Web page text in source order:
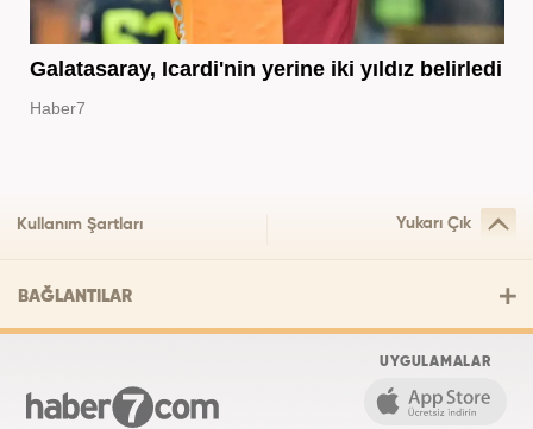
Galatasaray, Icardi'nin yerine iki yıldız belirledi
Haber7
Kullanım Şartları Yukarı Çık
BAĞLANTILAR
UYGULAMALAR